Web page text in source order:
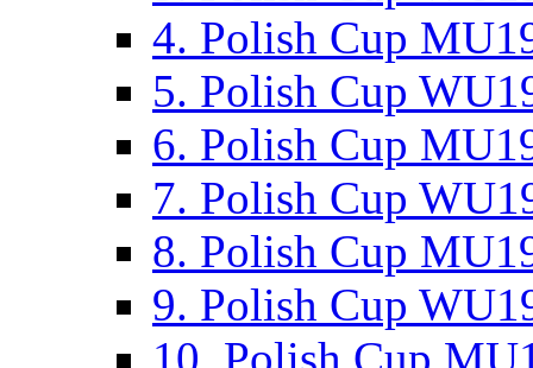
4. Polish Cup
5. Polish Cup
6. Polish Cup
7. Polish Cup
8. Polish Cup
9. Polish Cup
10. Polish Cup